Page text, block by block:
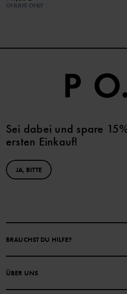
ONLINE ONLY
Sei dabei und spare
ersten Einkauf!
JA, BITTE
BRAUCHST DU HILFE?
NIMM KONTAKT ZU UNS AUF
HÄUFIG GESTELLTE FRAGEN
ÜBER UNS